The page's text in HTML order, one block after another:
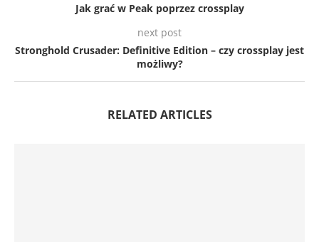
Jak grać w Peak poprzez crossplay
next post
Stronghold Crusader: Definitive Edition – czy crossplay jest
możliwy?
RELATED ARTICLES